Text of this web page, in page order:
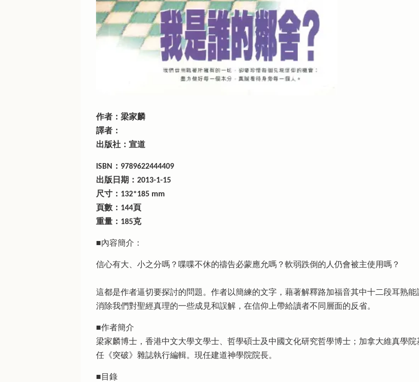
作者：梁家麟
譯者：
出版社：宣道
ISBN：9789622444409
出版日期：2013-1-15
尺寸：132*185 mm
頁數：144頁
重量：185克
■內容簡介：
信心有大、小之分嗎？喋喋不休的禱告必蒙應允嗎？軟弱跌倒的人仍會被主使用嗎？
這都是作者逼切要探討的問題。作者以簡練的文字，藉著解釋路加福音其中十二段耳熟
消除我們對聖經真理的一些成見和誤解，在信仰上帶給讀者不同層面的反省。
■作者簡介
梁家麟博士，香港中文大學文學士、哲學碩士及中國文化研究哲學博士；加拿大維真學
任《突破》雜誌執行編輯。現任建道神學院院長。
■目錄